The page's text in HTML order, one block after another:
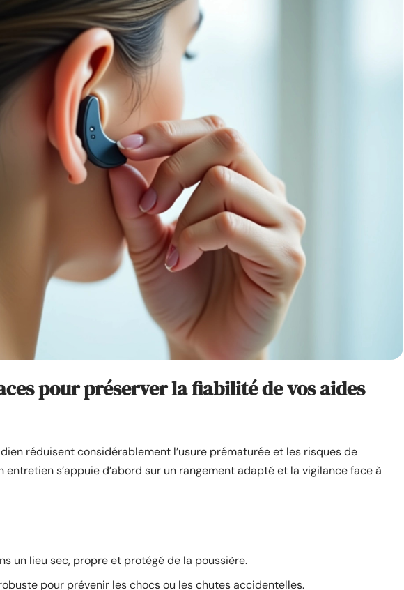
pour préserver la fiabilité de vos aides
réduisent considérablement l’usure prématurée et les risques de
entretien s’appuie d’abord sur un rangement adapté et la vigilance face à
un lieu sec, propre et protégé de la poussière.
pour prévenir les chocs ou les chutes accidentelles.